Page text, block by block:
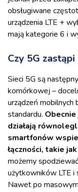
obsługiwane
urządzenia LTE +
mają kategorie 6 i
Czy 5G zastąpi
Sieci 5G są
komórkowej –
urządzeń mobilnych
standardu. Obecnie
działają
smartfonów
łączności, takie
możemy
użytkowników LTE i
Nawet po